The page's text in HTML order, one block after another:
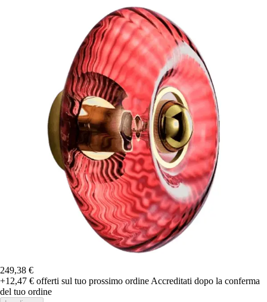
249,38 €
+12,47 € offerti sul tuo prossimo ordine Accreditati dopo la conferma
del tuo ordine